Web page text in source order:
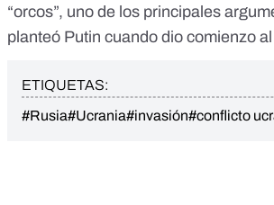
“orcos”, uno de los principales
planteó Putin cuando dio comienzo
ETIQUETAS:
#Rusia#Ucrania#invasión#conflicto